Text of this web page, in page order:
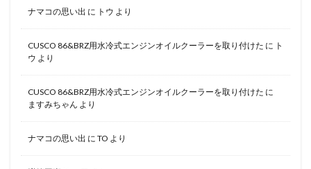
ナマコの思い出 に トウ より
CUSCO 86&BRZ用水冷式エンジンオイルクーラーを取り付けた に ト
ウ より
CUSCO 86&BRZ用水冷式エンジンオイルクーラーを取り付けた に
ますみちゃん より
ナマコの思い出 に TO より